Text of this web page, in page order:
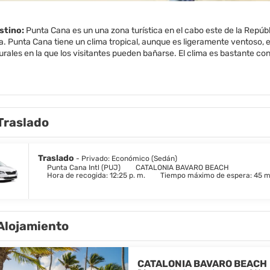
Punta Cana es un una zona turística en el cabo este de la
Punta Cana tiene un clima tropical, aunque es ligeramente
en la que los visitantes pueden bañarse. El clima es bastante
importantes para ver en Punta Cana son:
y restaurantes.
de las playas más hermosas de la República Dominicana. Hasta
aeropuerto de Punta Cana.
por la UNESCO como Patrimonio de la Humanidad. Visite
Cristóbal Colón.
Realice un viaje de un día a esta espectacular isla situada en la
Traslado - Privado: Económico (Sedán)
Punta Cana Intl (PUJ)
CATALONIA BAVARO BEACH
Hora de recogida: 12:25 p. m.
Tiempo máximo de espera: 45
CATALONIA BAVARO BEACH